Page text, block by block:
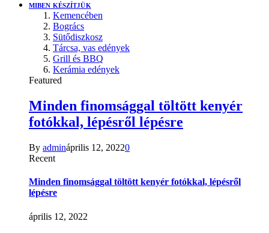
MIBEN KÉSZÍTJÜK
Kemencében
Bogrács
Sütődiszkosz
Tárcsa, vas edények
Grill és BBQ
Kerámia edények
Featured
Minden finomsággal töltött kenyér
fotókkal, lépésről lépésre
By admináprilis 12, 20220
Recent
Minden finomsággal töltött kenyér fotókkal, lépésről
lépésre
április 12, 2022